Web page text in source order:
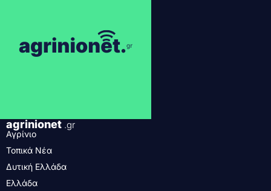
agrinionet .gr
Αγρίνιο
Τοπικά Νέα
Δυτική Ελλάδα
Ελλάδα